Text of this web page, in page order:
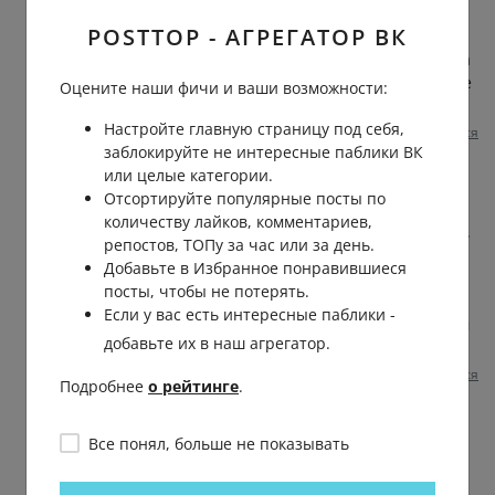
Кирилл Щербин
, расстаются не из за них, а из за
того что кроме денег вас ничего больше
1 месяц назад 0 0 Пожаловаться
Гриша Алексеев
Кирилл, связывало. Но, кто-то хочет
большего. А другой этого не может дать.
Мир сейчас другой. Не тот, что был
тогда, во времена наших бабушек и
дедушек. Сейчас ценится всё
материальное, душевное уже на втором
месте. К этому надо привыкнуть.
1 месяц назад Пожаловаться
Гриша, вот тут уже более похоже на
POSTTOP - АГРЕГАТОР ВК
Оцените наши фичи и ваши возможности:
Настройте главную страницу под себя,
заблокируйте не интересные паблики ВК
или целые категории.
Отсортируйте популярные посты по
количеству лайков, комментариев,
репостов, ТОПу за час или за день.
Добавьте в Избранное понравившиеся
посты, чтобы не потерять.
Если у вас есть интересные паблики -
добавьте их в наш агрегатор.
Подробнее о рейтинге.
Все понял, больше не показывать